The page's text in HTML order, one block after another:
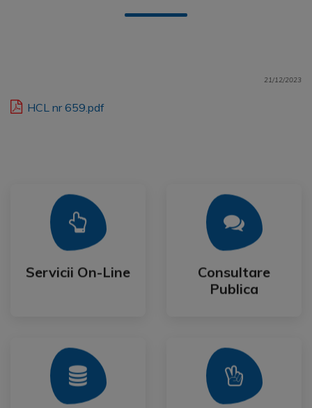
21/12/2023
HCL nr 659.pdf
Servicii On-Line
Servicii On-Line
Mai Mult
Consultare
Publica
Consultare
Publica
Mai Mult
Mai Mult Mai Mult